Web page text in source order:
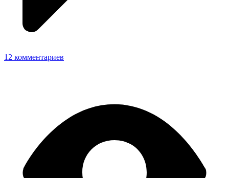
12 комментариев